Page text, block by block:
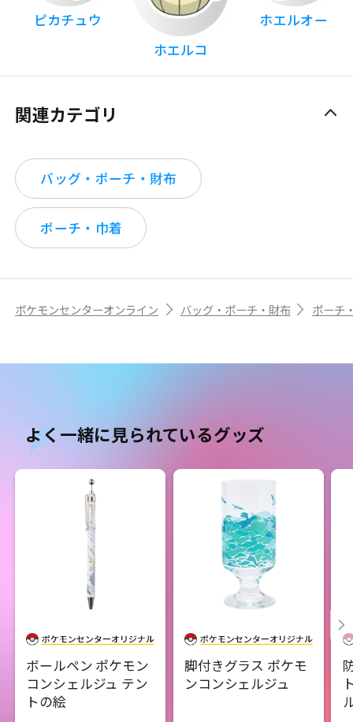
ピカチュウ
ホエルコ
ホエルオー
関連カテゴリ
バッグ・ポーチ・財布
ポーチ・巾着
ポケモンセンターオンライン バッグ・ポーチ・財布 ポーチ
よく一緒に見られているグッズ
ボールペン ポケモン
コンシェルジュ テン
トの絵
脚付きグラス ポケモ
ンコンシェルジュ